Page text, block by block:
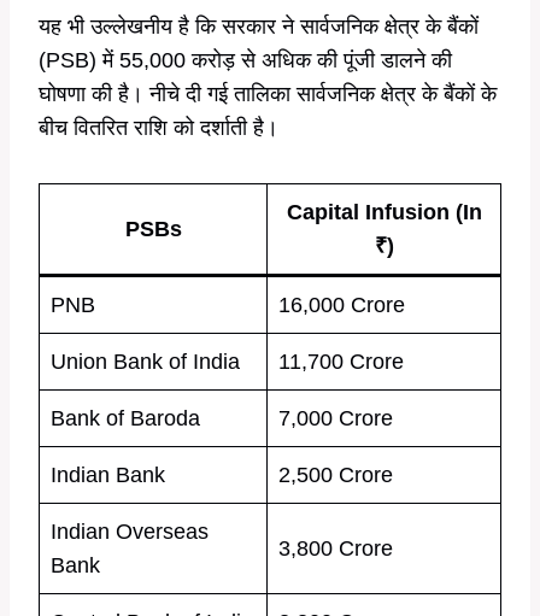
यह भी उल्लेखनीय है कि सरकार ने सार्वजनिक क्षेत्र के बैंकों
(PSB) में 55,000 करोड़ से अधिक की पूंजी डालने की
घोषणा की है। नीचे दी गई तालिका सार्वजनिक क्षेत्र के बैंकों के
बीच वितरित राशि को दर्शाती है।
PSBs
Capital Infusion (In
₹)
PNB 16,000 Crore
Union Bank of India 11,700 Crore
Bank of Baroda 7,000 Crore
Indian Bank 2,500 Crore
Indian Overseas
Bank
3,800 Crore